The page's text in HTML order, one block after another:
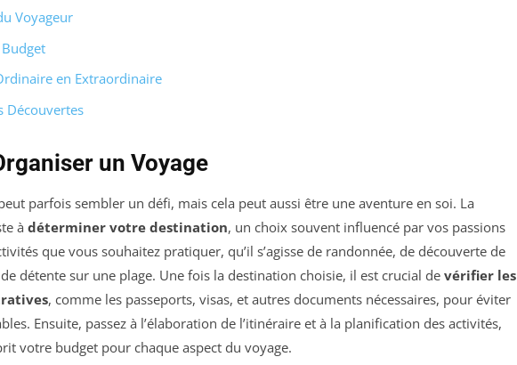
Voyageur
en Extraordinaire
Découvertes
un Voyage
parfois sembler un défi, mais cela peut aussi être une aventure en soi. La
à déterminer votre destination, un choix souvent influencé par vos passions
que vous souhaitez pratiquer, qu’il s’agisse de randonnée, de découverte de
détente sur une plage. Une fois la destination choisie, il est crucial de vérifier les
, comme les passeports, visas, et autres documents nécessaires, pour éviter
Ensuite, passez à l’élaboration de l’itinéraire et à la planification des activités,
votre budget pour chaque aspect du voyage.